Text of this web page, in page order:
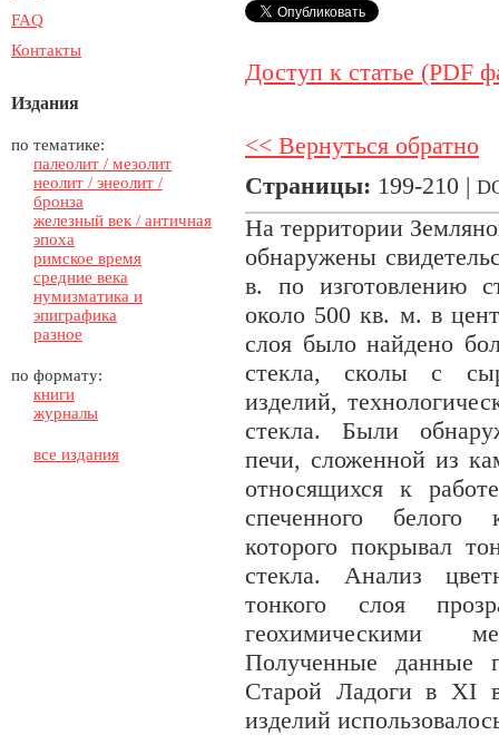
FAQ
Контакты
Издания
по тематике:
палеолит / мезолит
неолит / энеолит /
бронза
железный век / античная
эпоха
римское время
средние века
нумизматика и
эпиграфика
разное
по формату:
книги
журналы
все издания
Доступ к статье (PDF
<< Вернуться обратно
Страницы: 199-210 |
На территории
обнаружены
в. по изготовлению
около 500 кв. м. в
слоя было найдено
стекла, сколы с
изделий,
стекла. Были
печи, сложенной из
относящихся к
спеченного белого
которого покрывал
стекла. Анализ
тонкого слоя
геохимическими
Полученные данные
Старой Ладоги в XI
изделий